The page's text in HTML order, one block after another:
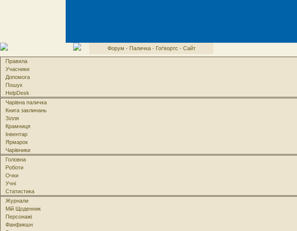
Форум · Паличка· Гоґвортс · Сайт
Правила
Учасники
Допомога
Пошук
HelpDesk
Чарівна паличка
Книга заклинань
Зілля
Крамниця
Інвентар
Ярмарок
Чарівники
Головна
Роботи
Очки
Учні
Статистика
Журнали
Мій Щоденник
Персонажі
Фанфикшн